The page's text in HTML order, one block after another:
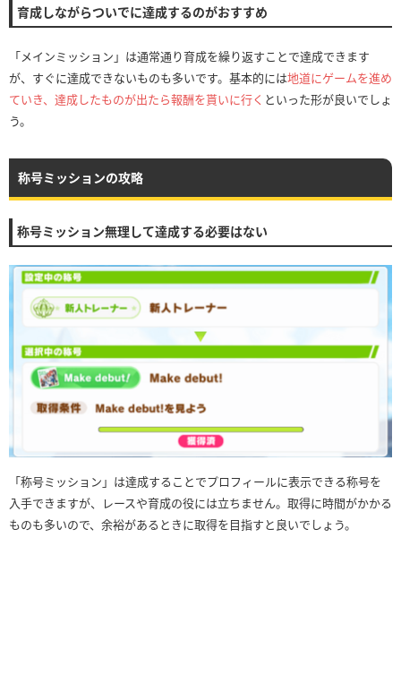
育成しながらついでに達成するのがおすすめ
「メインミッション」は通常通り育成を繰り返すことで達成できます
が、すぐに達成できないものも多いです。基本的には地道にゲームを進め
ていき、達成したものが出たら報酬を貰いに行く といった形が良いでしょ
う。
称号ミッションの攻略
称号ミッション無理して達成する必要はない
「称号ミッション」は達成することでプロフィールに表示できる称号を
入手できますが、レースや育成の役には立ちません。取得に時間がかかる
ものも多いので、余裕があるときに取得を目指すと良いでしょう。